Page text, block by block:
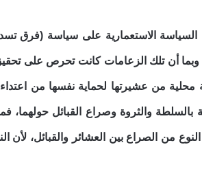
الاستعمارية على سياسة (فرق
وبما أن تلك الزعامات كانت تحرص على
من عشيرتها لحماية نفسها من
بالسلطة والثروة وصراع القبائل
من الصراع بين العشائر والقبائل،